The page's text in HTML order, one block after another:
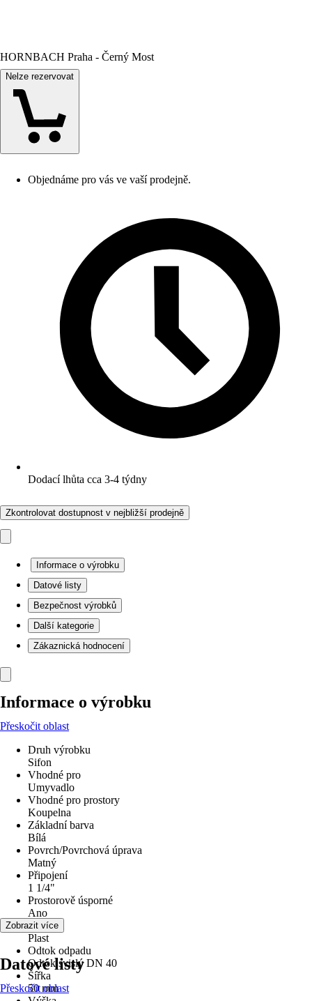
HORNBACH Praha - Černý Most
Nelze rezervovat
Objednáme pro vás ve vaší prodejně.
Dodací lhůta cca 3-4 týdny
Zkontrolovat dostupnost v nejbližší prodejně
Informace o výrobku
Datové listy
Bezpečnost výrobků
Další kategorie
Zákaznická hodnocení
Informace o výrobku
Přeskočit oblast
Druh výrobku
Sifon
Vhodné pro
Umyvadlo
Vhodné pro prostory
Koupelna
Základní barva
Bílá
Povrch/Povrchová úprava
Matný
Připojení
1 1/4"
Prostorově úsporné
Ano
Materiál
Plast
Odtok odpadu
Odtok svislý DN 40
Šířka
50 mm
Zobrazit více
Datové listy
Přeskočit oblast